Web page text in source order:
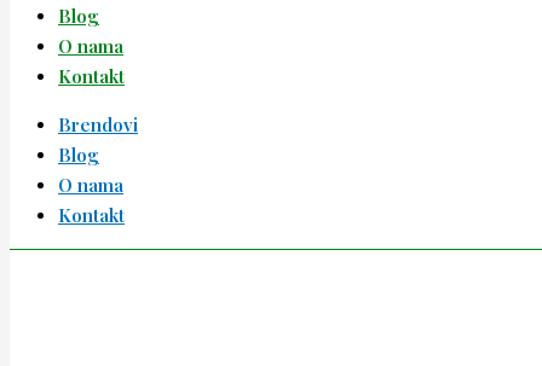
Blog
O nama
Kontakt
Brendovi
Blog
O nama
Kontakt